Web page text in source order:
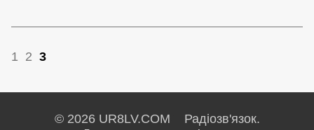
1 2 3
© 2026 UR8LV.COM Радіозв'язок.